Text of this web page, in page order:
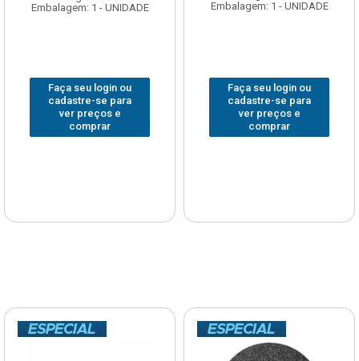
Embalagem: 1 - UNIDADE
Faça seu login ou
cadastre-se para
ver preços e
comprar
Embalagem: 1 - UNIDADE
Faça seu login ou
cadastre-se para
ver preços e
comprar